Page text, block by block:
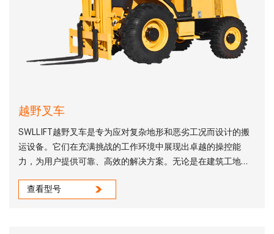
越野叉车
SWLLIFT越野叉车是专为应对复杂地形和恶劣工况而设计的搬
运设备。它们在充满挑战的工作环境中展现出卓越的操控能
力，为用户提供可靠、高效的解决方案。无论是在建筑工地、
供卓越的性能和精确的机动性。
查看型号